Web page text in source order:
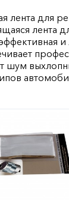
лента для
лента
и
шум